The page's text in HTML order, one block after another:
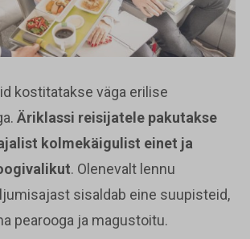
kostitatakse väga erilise
Äriklassi reisijatele pakutakse
kolmekäigulist einet ja
. Olenevalt lennu
sisaldab eine suupisteid,
pearooga ja magustoitu.